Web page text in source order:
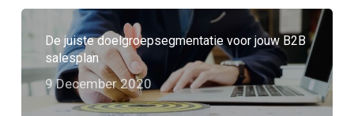
De juiste doelgroepsegmentatie voor jouw B2B
salesplan
9 December 2020